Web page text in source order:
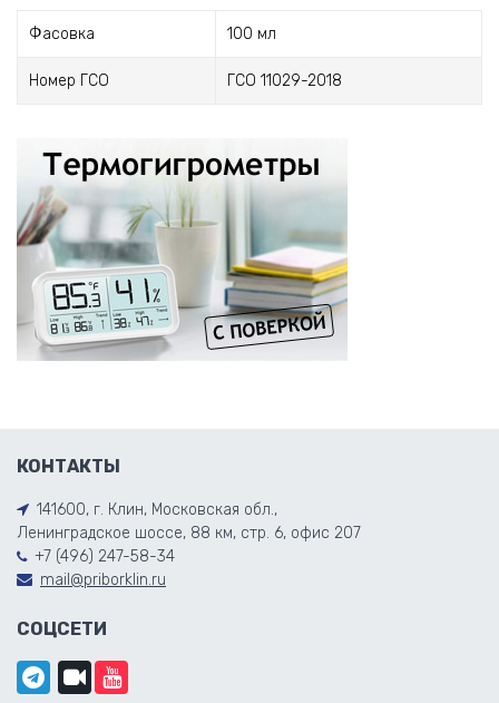
Фасовка 100 мл
Номер ГСО ГСО 11029-2018
КОНТАКТЫ
141600, г. Клин, Московская обл.,
Ленинградское шоссе, 88 км, стр. 6, офис 207
+7 (496) 247-58-34
mail@priborklin.ru
СОЦСЕТИ